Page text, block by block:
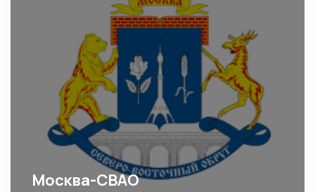
Москва-СВАО